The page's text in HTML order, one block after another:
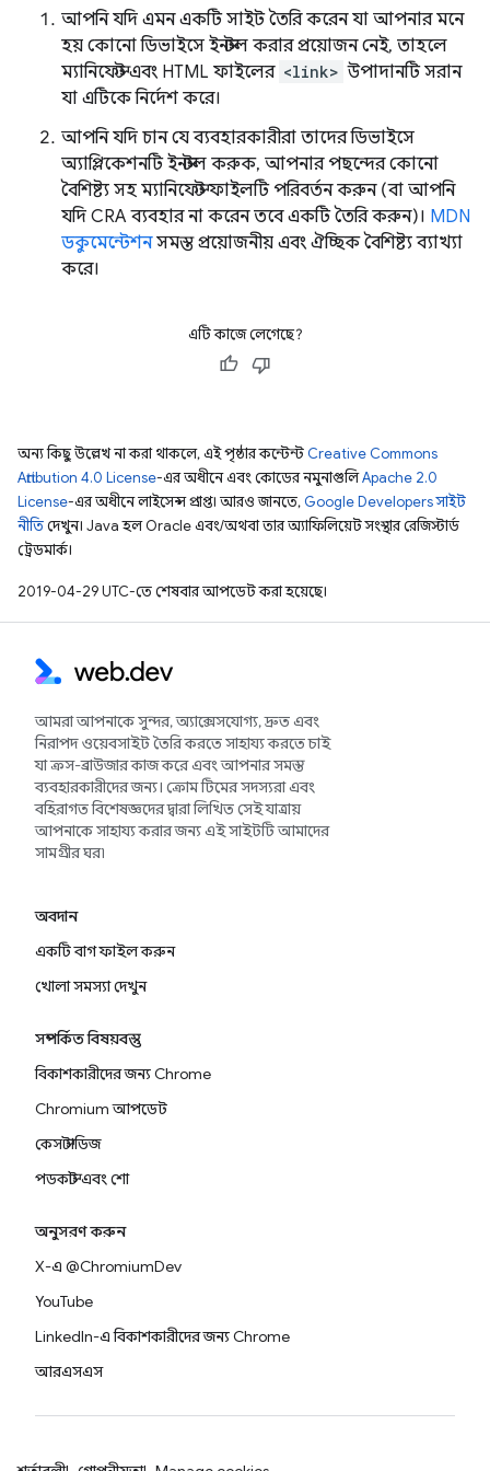
আপনি যদি এমন একটি সাইট তৈরি করেন যা আপনার মনে
হয় কোনো ডিভাইসে ইনস্টল করার প্রয়োজন নেই, তাহলে
ম্যানিফেস্ট এবং HTML ফাইলের <link> উপাদানটি সরান
যা এটিকে নির্দেশ করে।
আপনি যদি চান যে ব্যবহারকারীরা তাদের ডিভাইসে
অ্যাপ্লিকেশনটি ইনস্টল করুক, আপনার পছন্দের কোনো
বৈশিষ্ট্য সহ ম্যানিফেস্ট ফাইলটি পরিবর্তন করুন (বা আপনি
যদি CRA ব্যবহার না করেন তবে একটি তৈরি করুন)। MDN
ডকুমেন্টেশনসমস্ত প্রয়োজনীয় এবং ঐচ্ছিক বৈশিষ্ট্য ব্যাখ্যা
করে।
এটি কাজে লেগেছে?
অন্য কিছু উল্লেখ না করা থাকলে, এই পৃষ্ঠার কন্টেন্ট Creative Commons
Attribution 4.0 License-এর অধীনে এবং কোডের নমুনাগুলিApache 2.0
License-এর অধীনে লাইসেন্স প্রাপ্ত। আরও জানতে, Google Developers সাইট
নীতিদেখুন। Java হল Oracle এবং/অথবা তার অ্যাফিলিয়েট সংস্থার রেজিস্টার্ড
ট্রেডমার্ক।
2019-04-29 UTC-তে শেষবার আপডেট করা হয়েছে।
আমরা আপনাকে সুন্দর, অ্যাক্সেসযোগ্য, দ্রুত এবং
নিরাপদ ওয়েবসাইট তৈরি করতে সাহায্য করতে চাই
যা ক্রস-ব্রাউজার কাজ করে এবং আপনার সমস্ত
ব্যবহারকারীদের জন্য। ক্রোম টিমের সদস্যরা এবং
বহিরাগত বিশেষজ্ঞদের দ্বারা লিখিত সেই যাত্রায়
আপনাকে সাহায্য করার জন্য এই সাইটটি আমাদের
সামগ্রীর ঘর৷
অবদান
একটি বাগ ফাইল করুন
খোলা সমস্যা দেখুন
সম্পর্কিত বিষয়বস্তু
বিকাশকারীদের জন্য Chrome
Chromium আপডেট
কেস স্টাডিজ
পডকাস্ট এবং শো
অনুসরণ করুন
X-এ @ChromiumDev
YouTube
LinkedIn-এ বিকাশকারীদের জন্য Chrome
আরএসএস